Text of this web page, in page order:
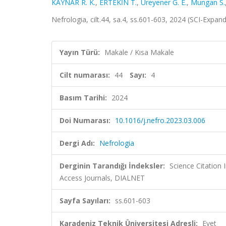
KAYNAR R. K., ERTEKİN T., Üreyener G. E., Mungan S.
Nefrologia, cilt.44, sa.4, ss.601-603, 2024 (SCI-
Yayın Türü: Makale / Kısa Makale
Cilt numarası: 44 Sayı: 4
Basım Tarihi: 2024
Doi Numarası: 10.1016/j.nefro.2023.03.006
Dergi Adı: Nefrologia
Derginin Tarandığı İndeksler: Science Citation
Access Journals, DIALNET
Sayfa Sayıları: ss.601-603
Karadeniz Teknik Üniversitesi Adresli: Evet